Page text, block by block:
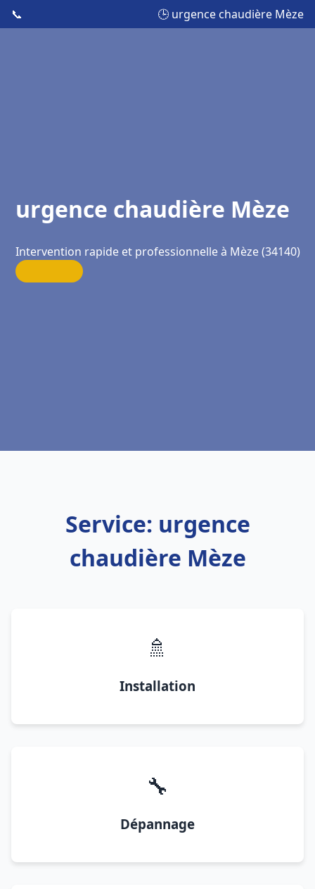
📞 🕒 urgence chaudière Mèze
urgence chaudière Mèze
Intervention rapide et professionnelle à Mèze (34140)
Service: urgence
chaudière Mèze
🚿
Installation
🔧
Dépannage